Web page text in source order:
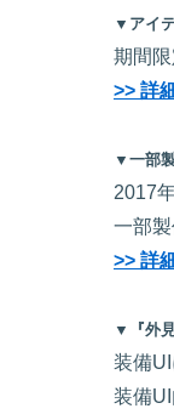
▼アイ
期間
>> 詳
▼一部
2017
一部
>> 詳
▼『外
装備
装備